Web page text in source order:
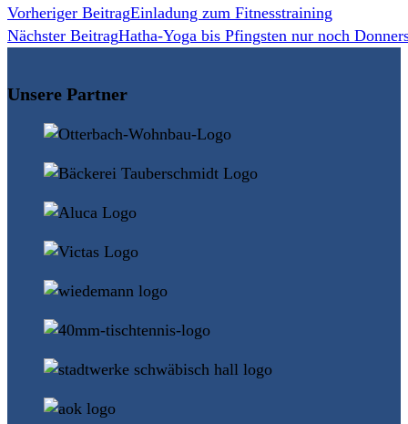
Weitere
Artikel
Vorheriger BeitragEinladung zum Fitnesstraining
Nächster BeitragHatha-Yoga bis Pfingsten nur noch
Unsere Partner